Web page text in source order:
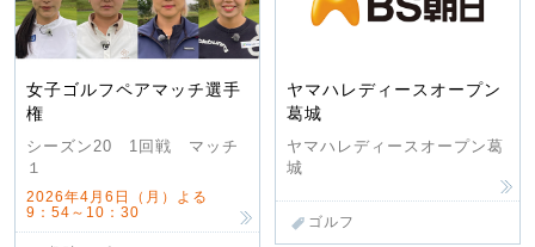
女子ゴルフペアマッチ選手
権
シーズン20 1回戦 マッチ
１
2026年4月6日（月）よる
9：54～10：30
ヤマハレディースオープン
葛城
ヤマハレディースオープン葛
城
ゴルフ